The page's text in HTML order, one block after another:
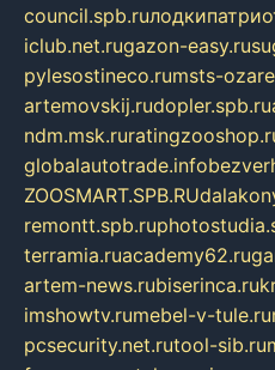
council.spb.ru
iclub.net.rugazon-easy.ru
pylesostineco.rumsts-
artemovskij.rudopler.spb.ru
ndm.msk.ru
globalautotrade.info
ZOOSMART.SPB.RU
remontt.spb.ru
terramia.ruacademy62.ru
artem-news.rubiserinca.ru
imshowtv.rumebel-v-tule.ru
pcsecurity.net.rutool-sib.ru